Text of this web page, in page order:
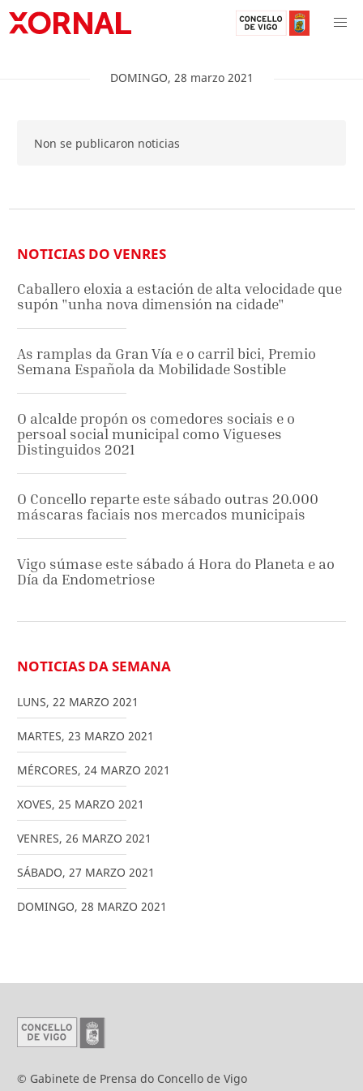
DOMINGO, 28 marzo 2021
Non se publicaron noticias
NOTICIAS DO VENRES
Caballero eloxia a estación de alta velocidade que
supón "unha nova dimensión na cidade"
As ramplas da Gran Vía e o carril bici, Premio
Semana Española da Mobilidade Sostible
O alcalde propón os comedores sociais e o
persoal social municipal como Vigueses
Distinguidos 2021
O Concello reparte este sábado outras 20.000
máscaras faciais nos mercados municipais
Vigo súmase este sábado á Hora do Planeta e ao
Día da Endometriose
NOTICIAS DA SEMANA
LUNS, 22 MARZO 2021
MARTES, 23 MARZO 2021
MÉRCORES, 24 MARZO 2021
XOVES, 25 MARZO 2021
VENRES, 26 MARZO 2021
SÁBADO, 27 MARZO 2021
DOMINGO, 28 MARZO 2021
© Gabinete de Prensa do Concello de Vigo